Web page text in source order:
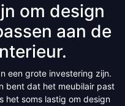
om design
aan de
een grote investering zijn.
bent dat het meubilair past
het soms lastig om design